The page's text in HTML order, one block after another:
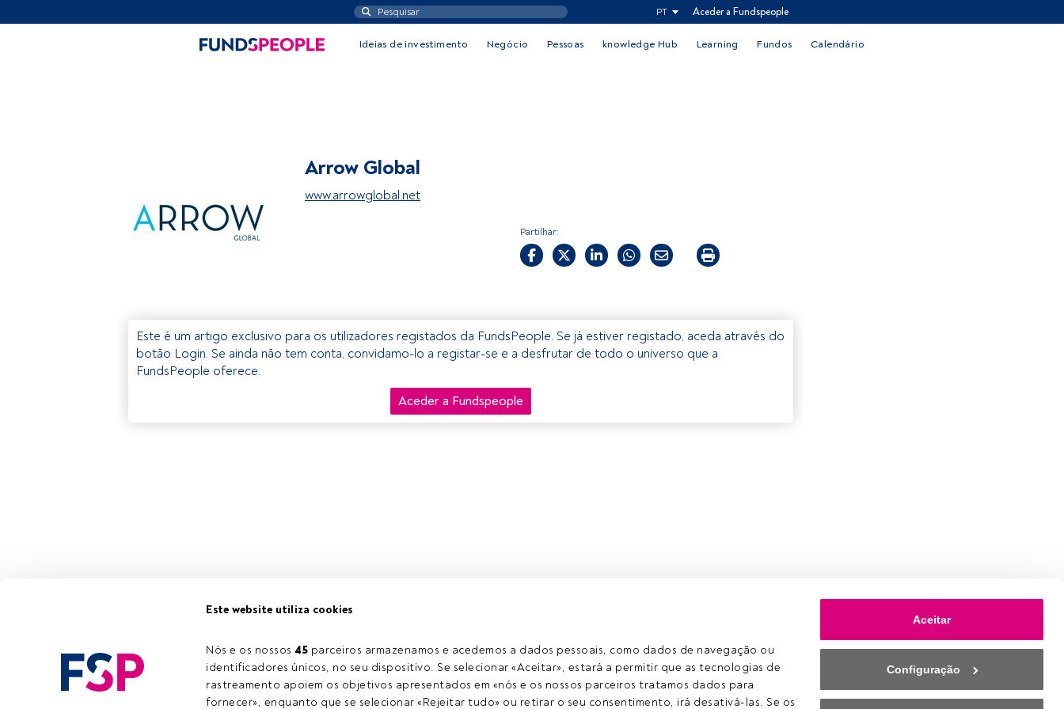
Este website utiliza cookies
Nós e os nossos 45 parceiros armazenamos e acedemos a dados pessoais, como dados de navegação ou
identificadores únicos, no seu dispositivo. Se selecionar «Aceitar», estará a permitir que as tecnologias de
rastreamento apoiem os objetivos apresentados em «nós e os nossos parceiros tratamos dados para
fornecer», enquanto que se selecionar «Rejeitar tudo» ou retirar o seu consentimento, irá desativá-las. Se os
Aceitar
Configuração
PT Aceder a Fundspeople
Ideias de investimento Negócio Pessoas knowledge Hub Learning Fundos Calendário
Arrow Global
www.arrowglobal.net
Partilhar:
Este é um artigo exclusivo para os utilizadores registados da FundsPeople. Se já estiver registado, aceda através do
botão Login. Se ainda não tem conta, convidamo-lo a registar-se e a desfrutar de todo o universo que a
FundsPeople oferece.
Aceder a Fundspeople